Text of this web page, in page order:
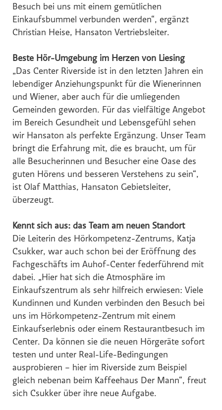
Purina
White Claw
Personalshop
Rohrdorfer
P.M. Mounier
Dreep
ALPS RESORTS
Hotel Zur Wiener Staatsoper
TRINERGY
Global Sustainability Ski Alliance
Windkraft Simonsfeld AG
Schmittenhöhebahn AG
Internationaler Skiareatest GmbH
Media
Kontakt
Besuch bei uns mit einem gemütlichen
Einkaufsbummel verbunden werden“, ergänzt
Christian Heise, Hansaton Vertriebsleiter.
Beste Hör-Umgebung im Herzen von Liesing
„Das Center Riverside ist in den letzten Jahren ein
lebendiger Anziehungspunkt für die Wienerinnen
und Wiener, aber auch für die umliegenden
Gemeinden geworden. Für das vielfältige Angebot
im Bereich Gesundheit und Lebensgefühl sehen
wir Hansaton als perfekte Ergänzung. Unser Team
bringt die Erfahrung mit, die es braucht, um für
alle Besucherinnen und Besucher eine Oase des
guten Hörens und besseren Verstehens zu sein“,
ist Olaf Matthias, Hansaton Gebietsleiter,
überzeugt.
Kennt sich aus: das Team am neuen Standort
Die Leiterin des Hörkompetenz-Zentrums, Katja
Csukker, war auch schon bei der Eröffnung des
Fachgeschäfts im Auhof-Center federführend mit
dabei. „Hier hat sich die Atmosphäre im
Einkaufszentrum als sehr hilfreich erwiesen: Viele
Kundinnen und Kunden verbinden den Besuch bei
uns im Hörkompetenz-Zentrum mit einem
Einkaufserlebnis oder einem Restaurantbesuch im
Center. Da können sie die neuen Hörgeräte sofort
testen und unter Real-Life-Bedingungen
ausprobieren – hier im Riverside zum Beispiel
gleich nebenan beim Kaffeehaus Der Mann“, freut
sich Csukker über ihre neue Aufgabe.